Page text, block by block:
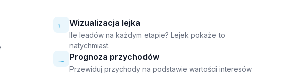
Wizualizacja lejka
Ile leadów na każdym etapie? Lejek pokaże to
natychmiast.
Prognoza przychodów
Przewiduj przychody na podstawie wartości interesów